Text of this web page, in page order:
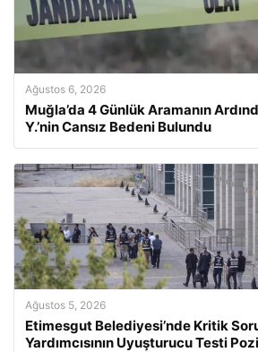
Ağustos 6, 2026
Muğla’da 4 Günlük Aramanın
Y.’nin Cansız Bedeni Bulundu
Ağustos 5, 2026
Etimesgut Belediyesi’nde Kritik
Yardımcısının Uyuşturucu Testi